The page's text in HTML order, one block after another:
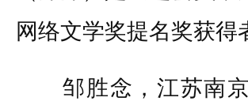
网络文学奖提名奖获
邹胜念，江苏南京